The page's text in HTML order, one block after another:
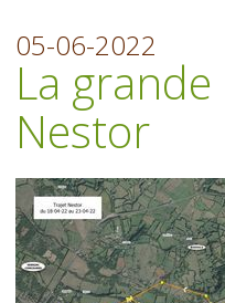
05-06-2022
La
Nestor